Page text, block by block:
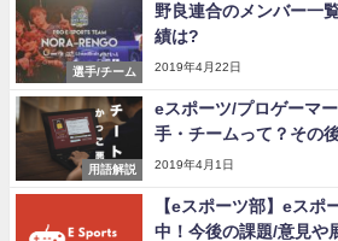
選手/チーム
野良連合のメンバー一
績は?
2019年4月22日
用語解説
eスポーツ/プロゲーマ
手・チームって？その
2019年4月1日
【eスポーツ部】eスポ
中！今後の課題/意見や